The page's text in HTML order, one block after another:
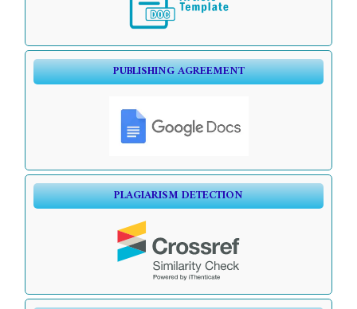
PUBLISHING AGREEMENT
PLAGIARISM DETECTION